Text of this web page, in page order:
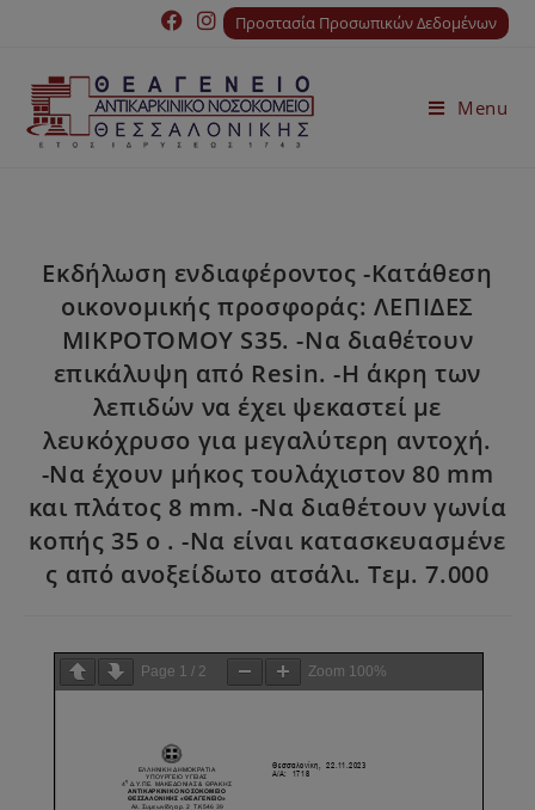
Προστασία Προσωπικών Δεδομένων
Menu
Εκδήλωση ενδιαφέροντος -Κατάθεση
οικονομικής προσφοράς: ΛΕΠΙΔΕΣ
ΜΙΚΡΟΤΟΜΟΥ S35. -Να διαθέτουν
επικάλυψη από Resin. -Η άκρη των
λεπιδών να έχει ψεκαστεί με
λευκόχρυσο για μεγαλύτερη αντοχή.
-Να έχουν μήκος τουλάχιστον 80 mm
και πλάτος 8 mm. -Να διαθέτουν γωνία
κοπής 35 ο . -Να είναι κατασκευασμένε
ς από ανοξείδωτο ατσάλι. Τεμ. 7.000
Page 1 / 2 Zoom 100%